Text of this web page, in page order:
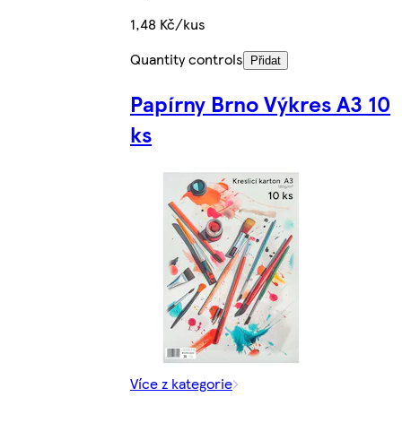
1,48 Kč/kus
Quantity controls
Přidat
Papírny Brno Výkres A3 10
ks
Více z kategorie